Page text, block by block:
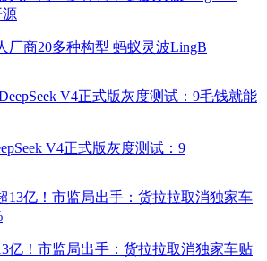
厂商20多种构型 蚂蚁灵波LingB
V4正式版灰度测试：9
亿！市监局出手：货拉拉取消独家车贴